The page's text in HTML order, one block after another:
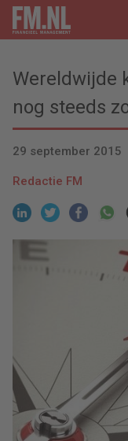
Wereldwijde
nog steeds
29 september 2015
Redactie FM